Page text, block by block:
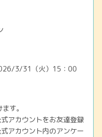
3/31（火）15：00
す。
アカウントをお友達登録
アカウント内のアンケー